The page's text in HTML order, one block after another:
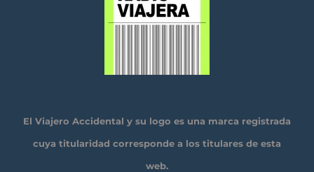
El Viajero Accidental y su logo es una marca registrada
cuya titularidad corresponde a los titulares de esta
web.